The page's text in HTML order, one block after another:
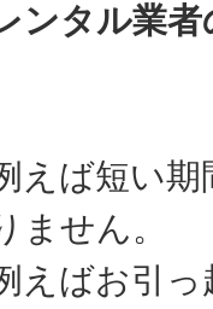
ンタル業
えば短い
ません。
えばお引っ